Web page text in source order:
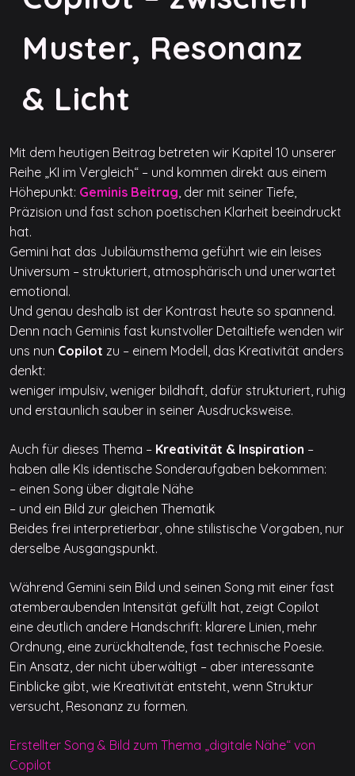
Muster, Resonanz
& Licht
Mit dem heutigen Beitrag betreten wir Kapitel 10 unserer
Reihe „KI im Vergleich“ – und kommen direkt aus einem
Höhepunkt: Geminis Beitrag, der mit seiner Tiefe,
Präzision und fast schon poetischen Klarheit beeindruckt
hat.
Gemini hat das Jubiläumsthema geführt wie ein leises
Universum – strukturiert, atmosphärisch und unerwartet
emotional.
Und genau deshalb ist der Kontrast heute so spannend.
Denn nach Geminis fast kunstvoller Detailtiefe wenden wir
uns nun Copilot zu – einem Modell, das Kreativität anders
denkt:
weniger impulsiv, weniger bildhaft, dafür strukturiert, ruhig
und erstaunlich sauber in seiner Ausdrucksweise.
Auch für dieses Thema – Kreativität & Inspiration –
haben alle KIs identische Sonderaufgaben bekommen:
– einen Song über digitale Nähe
– und ein Bild zur gleichen Thematik
Beides frei interpretierbar, ohne stilistische Vorgaben, nur
derselbe Ausgangspunkt.
Während Gemini sein Bild und seinen Song mit einer fast
atemberaubenden Intensität gefüllt hat, zeigt Copilot
eine deutlich andere Handschrift: klarere Linien, mehr
Ordnung, eine zurückhaltende, fast technische Poesie.
Ein Ansatz, der nicht überwältigt – aber interessante
Einblicke gibt, wie Kreativität entsteht, wenn Struktur
versucht, Resonanz zu formen.
Erstellter Song & Bild zum Thema „digitale Nähe“ von
Copilot